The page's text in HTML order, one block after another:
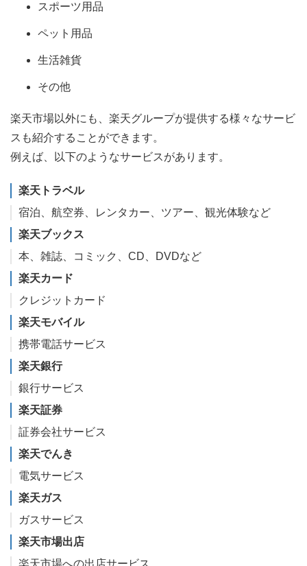
スポーツ用品
ペット用品
生活雑貨
その他
楽天市場以外にも、楽天グループが提供する様々なサービ
スも紹介することができます。
例えば、以下のようなサービスがあります。
楽天トラベル
宿泊、航空券、レンタカー、ツアー、観光体験など
楽天ブックス
本、雑誌、コミック、CD、DVDなど
楽天カード
クレジットカード
楽天モバイル
携帯電話サービス
楽天銀行
銀行サービス
楽天証券
証券会社サービス
楽天でんき
電気サービス
楽天ガス
ガスサービス
楽天市場出店
楽天市場への出店サービス